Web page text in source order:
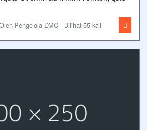
Pengelola DMC - Dilihat 55 kali